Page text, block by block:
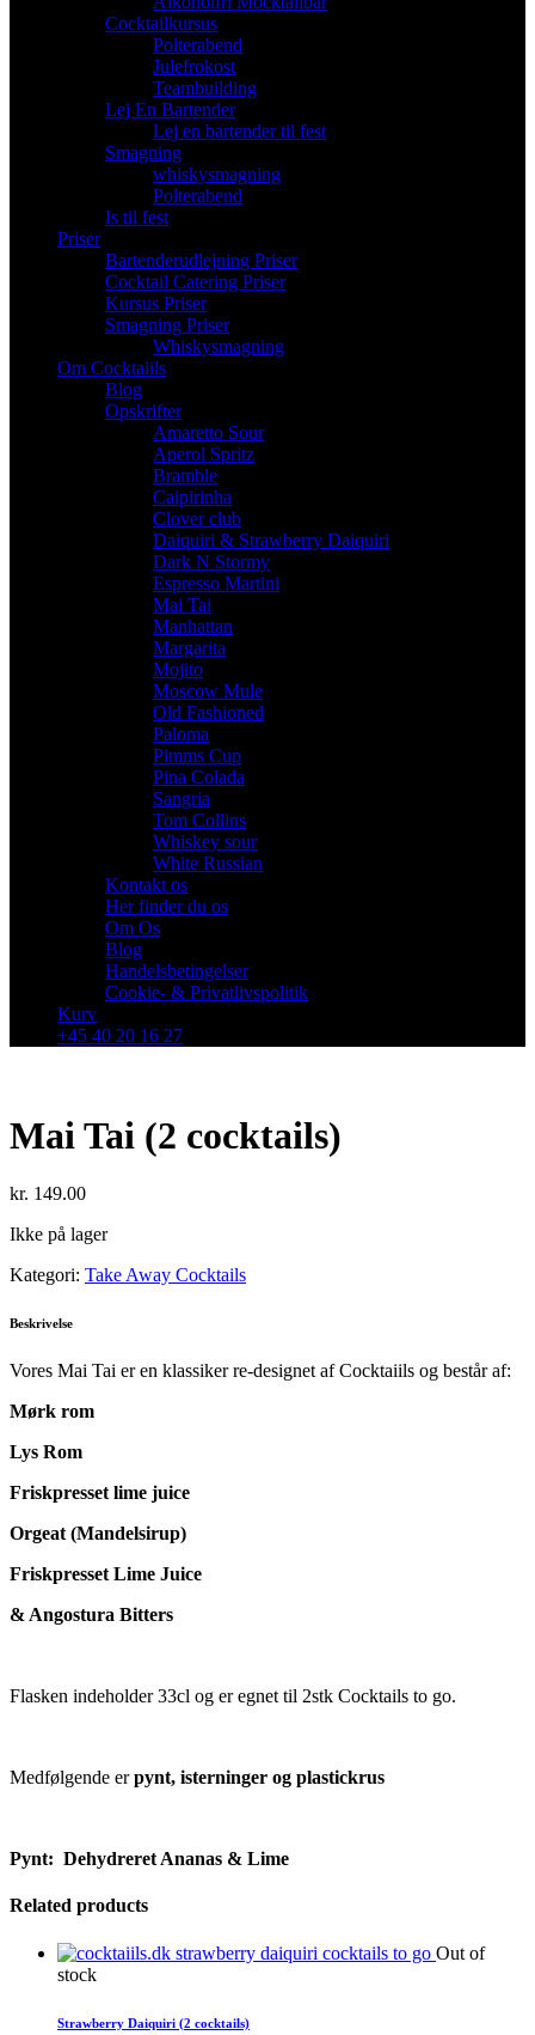
Cocktailkursus
Polterabend
Julefrokost
Teambuilding
Lej En Bartender
Lej en bartender til fest
Smagning
whiskysmagning
Polterabend
Is til fest
Priser
Bartenderudlejning Priser
Cocktail Catering Priser
Kursus Priser
Smagning Priser
Whiskysmagning
Om Cocktaiils
Blog
Opskrifter
Amaretto Sour
Aperol Spritz
Bramble
Caipirinha
Clover club
Daiquiri & Strawberry Daiquiri
Dark N Stormy
Espresso Martini
Mai Tai
Manhattan
Margarita
Mojito
Moscow Mule
Old Fashioned
Paloma
Pimms Cup
Pina Colada
Sangria
Tom Collins
Whiskey sour
White Russian
Kontakt os
Her finder du os
Om Os
Blog
Handelsbetingelser
Cookie- & Privatlivspolitik
Kurv
+45 40 20 16 27
Mai Tai (2 cocktails)
kr. 149.00
Ikke på lager
Kategori: Take Away Cocktails
Beskrivelse
Vores Mai Tai er en klassiker re-designet af Cocktaiils og består af:
Mørk rom
Lys Rom
Friskpresset lime juice
Orgeat (Mandelsirup)
Friskpresset Lime Juice
& Angostura Bitters
Flasken indeholder 33cl og er egnet til 2stk Cocktails to go.
Medfølgende erpynt, isterninger og plastickrus
Pynt: Dehydreret Ananas & Lime
Related products
Out of
stock
Strawberry Daiquiri (2 cocktails)